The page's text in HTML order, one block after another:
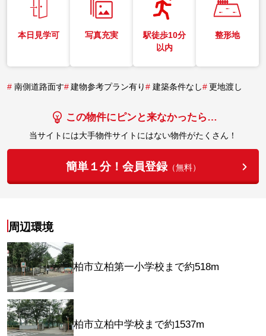
本日見学可 写真充実
駅徒歩10分
以内
整形地
# 南側道路面す# 建物参考プラン有り# 建築条件なし# 更地渡し
この物件にピンと来なかったら…
当サイトには大手物件サイトにはない物件がたくさん！
簡単１分！会員登録（無料）
周辺環境
柏市立柏第一小学校まで約518m
柏市立柏中学校まで約1537m